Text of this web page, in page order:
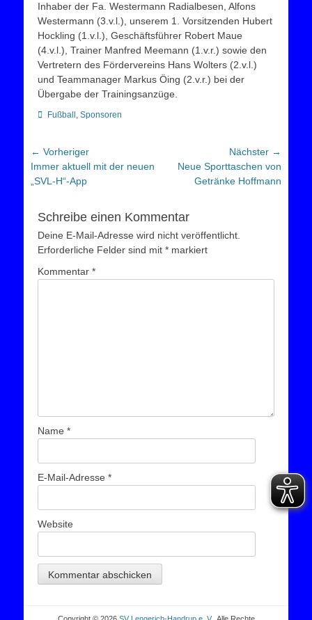
Inhaber der Fa. Westermann Radialbesen, Alfons
Westermann (3.v.l.), unserem 1. Vorsitzenden Hubert
Hockling (1.v.l.), Geschäftsführer Robert Maue
(4.v.l.), Trainer Manfred Meemann (1.v.r.) sowie den
Vertretern des Fördervereins Hans Wolters (2.v.l.)
und Teammanager Markus Öing (2.v.r.) bei der
Übergabe der Trainingsanzüge.
Kategorien
Fußball , Sponsoren
Beitragsnavigation
← Vorheriger
Vorheriger
Beitrag:
Immer aktuell mit der neuen
„SVL-H“-App
Nächster →
NächsterNeue Sporttaschen von
Getränke Hoffmann
Schreibe einen Kommentar
Deine E-Mail-Adresse wird nicht veröffentlicht.
Erforderliche Felder sind mit * markiert
Kommentar *
Name *
E-Mail-Adresse *
Website